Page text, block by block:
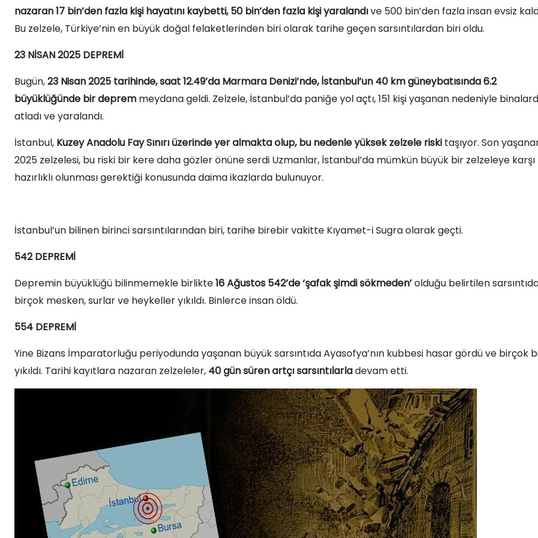
nazaran 17 bin’den fazla kişi hayatını kaybetti, 50 bin’den fazla kişi yaralandıve 500 bin’den fazla insan evsiz
Bu zelzele, Türkiye’nin en büyük doğal felaketlerinden biri olarak tarihe geçen sarsıntılardan biri oldu.
23 NİSAN 2025 DEPREMİ
Bugün,23 Nisan 2025 tarihinde, saat 12.49’da Marmara Denizi’nde, İstanbul’un 40 km güneybatısında 6.2
büyüklüğünde bir deprem meydana geldi. Zelzele, İstanbul’da paniğe yol açtı, 151 kişi yaşanan nedeniyle
atladı ve yaralandı.
İstanbul, Kuzey Anadolu Fay Sınırı üzerinde yer almakta olup, bu nedenle yüksek zelzele riski taşıyor. Son
2025 zelzelesi, bu riski bir kere daha gözler önüne serdi Uzmanlar, İstanbul’da mümkün büyük bir zelzeleye karşı
hazırlıklı olunması gerektiği konusunda daima ikazlarda bulunuyor.
İstanbul’un bilinen birinci sarsıntılarından biri, tarihe birebir vakitte Kıyamet-i Sugra olarak geçti.
542 DEPREMİ
Depremin büyüklüğü bilinmemekle birlikte16 Ağustos 542’de ‘şafak şimdi sökmeden’olduğu belirtilen
birçok mesken, surlar ve heykeller yıkıldı. Binlerce insan öldü.
554 DEPREMİ
Yine Bizans İmparatorluğu periyodunda yaşanan büyük sarsıntıda Ayasofya’nın kubbesi hasar gördü ve birçok
yıkıldı. Tarihi kayıtlara nazaran zelzeleler, 40 gün süren artçı sarsıntılarladevam etti.